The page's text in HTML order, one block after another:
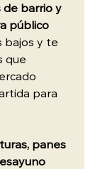
de barrio y
público
bajos y te
que
para
panes